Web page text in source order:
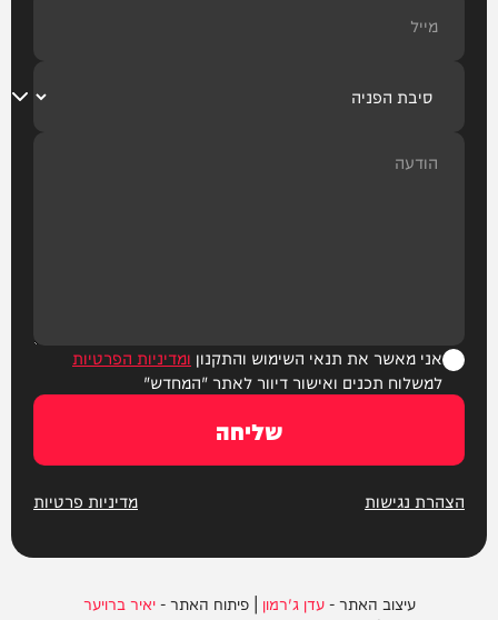
אני מאשר את תנאי השימוש והתקנון ומדיניות הפרטיות
למשלוח תכנים ואישור דיוור לאתר "המחדש"
שליחה
הצהרת נגישות מדיניות פרטיות
עיצוב האתר -עדן ג'רמון | פיתוח האתר -יאיר ברויער